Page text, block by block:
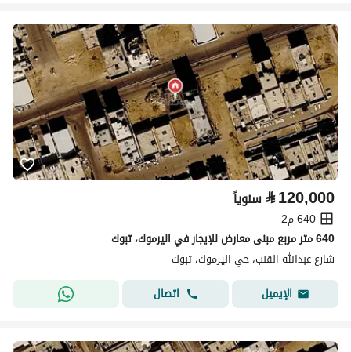
⃁120,000 سنوياً
640 م2
640 متر مربع مبنى معارض للإيجار في اليرموك، تبوك
شارع عبدالله القنب، حي اليرموك، تبوك
الإيميل
اتصال